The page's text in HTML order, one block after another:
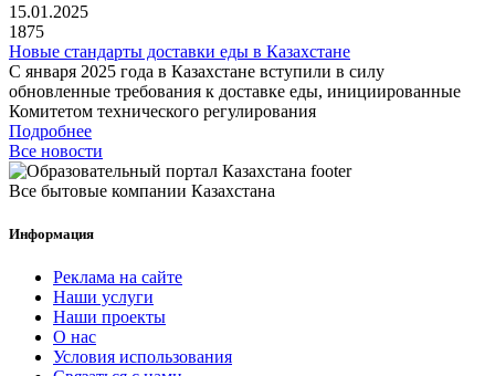
15.01.2025
1875
Новые стандарты доставки еды в Казахстане
С января 2025 года в Казахстане вступили в силу
обновленные требования к доставке еды, инициированные
Комитетом технического регулирования
Подробнее
Все новости
Все бытовые компании Казахстана
Информация
Реклама на сайте
Наши услуги
Наши проекты
О нас
Условия использования